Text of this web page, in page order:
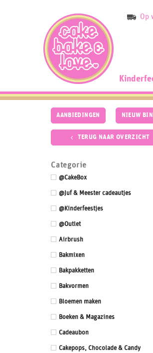
Op
AANBIEDINGEN NIEUW
TERUG NAAR OVERZICHT
Categorie
@CakeBox
@Juf & Meester cadeautjes
@Kinderfeestjes
@Outlet
Airbrush
Bakmixen
Bakpakketten
Bakvormen
Bloemen maken
Boeken & Magazines
Cadeaubon
Cakepops, Chocolade & Candy